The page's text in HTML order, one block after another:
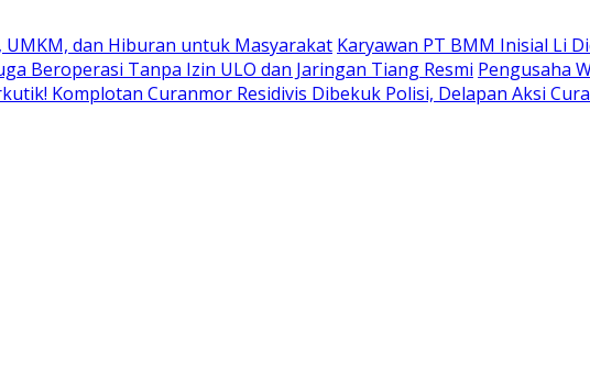
dan Hiburan untuk Masyarakat Karyawan PT BMM Inisial Li
Beroperasi Tanpa Izin ULO dan Jaringan Tiang Resmi Pengusaha
Komplotan Curanmor Residivis Dibekuk Polisi, Delapan Aksi